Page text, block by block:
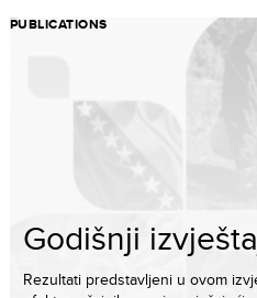
PUBLICATIONS
Godišnji
Rezultati predstavljeni u ovom